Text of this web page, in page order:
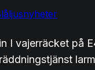
I vajerräcket på